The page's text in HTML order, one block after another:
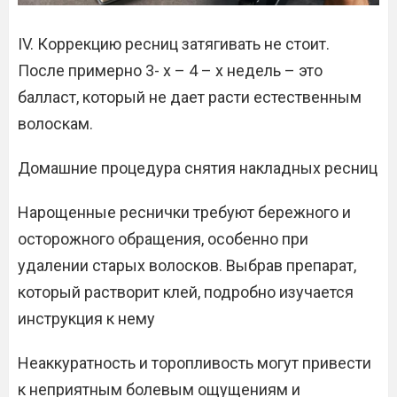
IV. Коррекцию ресниц затягивать не стоит.
После примерно 3- х – 4 – х недель – это
балласт, который не дает расти естественным
волоскам.
Домашние процедура снятия накладных ресниц
Нарощенные реснички требуют бережного и
осторожного обращения, особенно при
удалении старых волосков. Выбрав препарат,
который растворит клей, подробно изучается
инструкция к нему
Неаккуратность и торопливость могут привести
к неприятным болевым ощущениям и